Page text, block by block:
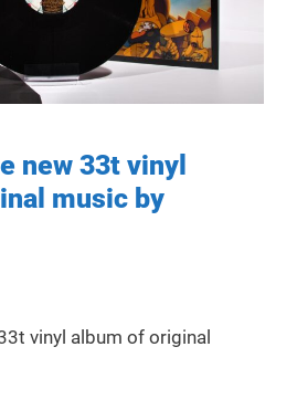
new 33t vinyl
music by
vinyl album of original